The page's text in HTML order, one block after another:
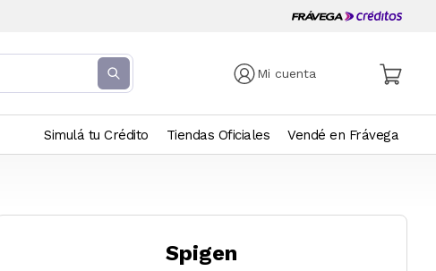
Mi cuenta
Simulá tu Crédito Tiendas Oficiales Vendé en Frávega
Spigen